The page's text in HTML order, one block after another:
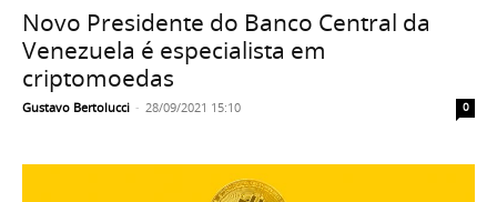
Novo Presidente do Banco Central da
Venezuela é especialista em
criptomoedas
Gustavo Bertolucci - 28/09/2021 15:10 0